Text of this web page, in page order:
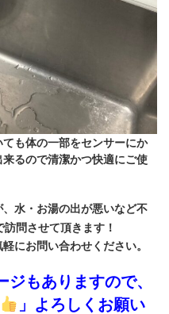
も体の一部をセンサーにか
るので清潔かつ快適にご使
水・お湯の出が悪いなど不
訪問させて頂きます！
にお問い合わせください。
もありますので、
」よろしくお願い